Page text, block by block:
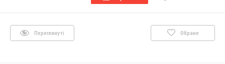
Переглянуті Обране